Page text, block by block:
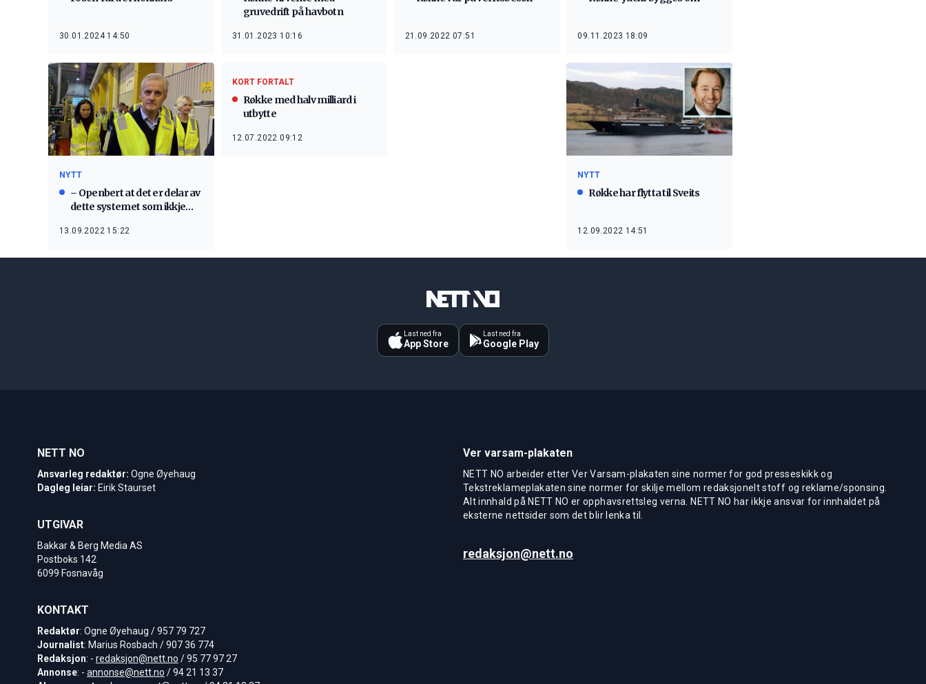
30.01.2024 14:50 09.11.2023 18:09
gruvedrift på havbotn
31.01.2023 10:16 21.09.2022 07:51
NYTT
– Openbert at det er delar av
dette systemet som ikkje
13.09.2022 15:22
NYTT
Røkke har flytta til Sveits
12.09.2022 14:51
KORT FORTALT
Røkke med halv milliard i
utbytte
12.07.2022 09:12
Last ned fra
App Store
Last ned fra
Google Play
NETT NO
Ansvarleg redaktør: Ogne Øyehaug
Dagleg leiar: Eirik Staurset
UTGIVAR
Bakkar & Berg Media AS
Postboks 142
6099 Fosnavåg
KONTAKT
Redaktør: Ogne Øyehaug / 957 79 727
Journalist: Marius Rosbach / 907 36 774
Redaksjon: - redaksjon@nett.no / 95 77 97 27
Annonse: - annonse@nett.no / 94 21 13 37
Ver varsam-plakaten
NETT NO arbeider etter Ver Varsam-plakaten sine normer for god presseskikk og
Tekstreklameplakaten sine normer for skilje mellom redaksjonelt stoff og reklame/sponsing.
Alt innhald på NETT NO er opphavsrettsleg verna. NETT NO har ikkje ansvar for innhaldet på
eksterne nettsider som det blir lenka til.
redaksjon@nett.no